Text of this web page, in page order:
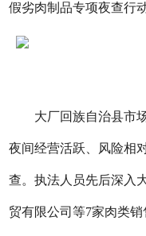
假劣肉制品专项夜查
大厂回族自治县市场
夜间经营活跃、风险相
查。执法人员先后深入
贸有限公司等7家肉类